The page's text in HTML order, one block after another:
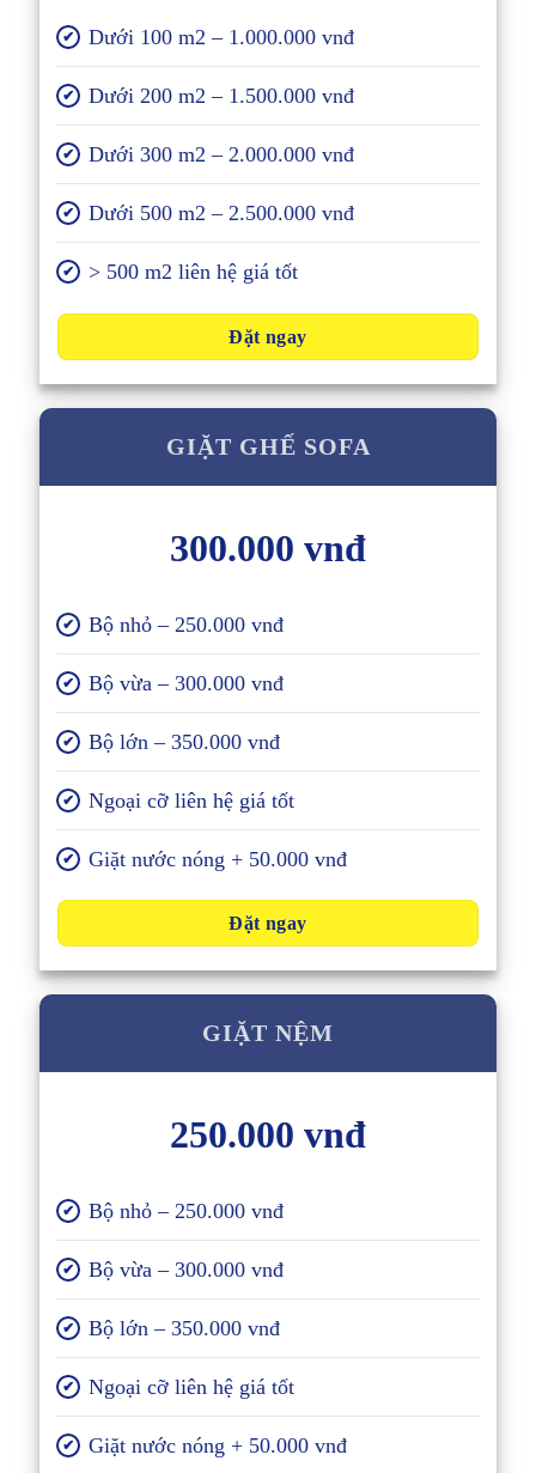
✔ Dưới 100 m2 – 1.000.000 vnđ
✔ Dưới 200 m2 – 1.500.000 vnđ
✔ Dưới 300 m2 – 2.000.000 vnđ
✔ Dưới 500 m2 – 2.500.000 vnđ
✔ > 500 m2 liên hệ giá tốt
Đặt ngay
GIẶT GHẾ SOFA
300.000 vnđ
✔ Bộ nhỏ – 250.000 vnđ
✔ Bộ vừa – 300.000 vnđ
✔ Bộ lớn – 350.000 vnđ
✔ Ngoại cỡ liên hệ giá tốt
✔ Giặt nước nóng + 50.000 vnđ
Đặt ngay
GIẶT NỆM
250.000 vnđ
✔ Bộ nhỏ – 250.000 vnđ
✔ Bộ vừa – 300.000 vnđ
✔ Bộ lớn – 350.000 vnđ
✔ Ngoại cỡ liên hệ giá tốt
✔ Giặt nước nóng + 50.000 vnđ